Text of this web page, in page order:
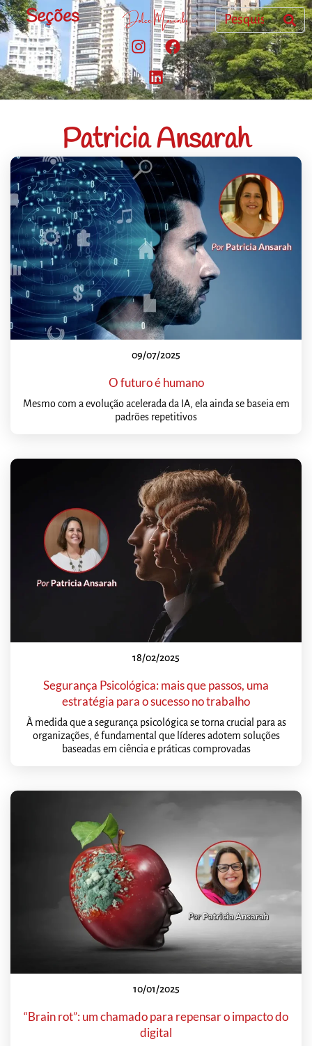
Seções
Patricia Ansarah
09/07/2025
O futuro é humano
Mesmo com a evolução acelerada da IA, ela ainda se baseia em
padrões repetitivos
18/02/2025
Segurança Psicológica: mais que passos, uma
estratégia para o sucesso no trabalho
À medida que a segurança psicológica se torna crucial para as
organizações, é fundamental que líderes adotem soluções
baseadas em ciência e práticas comprovadas
10/01/2025
“Brain rot”: um chamado para repensar o impacto do
digital